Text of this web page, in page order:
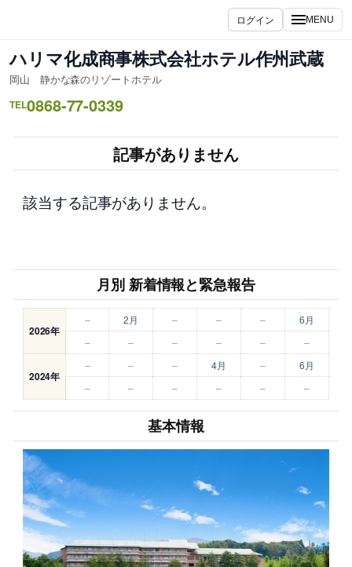
ス
キ
ッ
ログイン MENU
ハリマ化成商事株式会社ホテル作州武蔵
岡山 静かな森のリゾートホテル
TEL0868-77-0339
記事がありません
該当する記事がありません。
月別 新着情報と緊急報告
2026年
– 2月 – – –
6月
–
– – – – –
2024年
– – – 4月 –
6月
–
– – – – –
基本情報